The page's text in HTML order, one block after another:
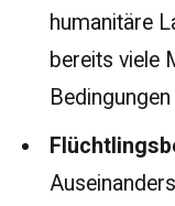
humanitäre
bereits viele
Bedingungen